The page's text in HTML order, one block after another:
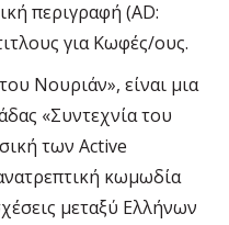
περιγραφή (AD:
για Κωφές/ους.
Νουριάν», είναι μια
«Συντεχνία του
των Active
κωμωδία
μεταξύ Ελλήνων